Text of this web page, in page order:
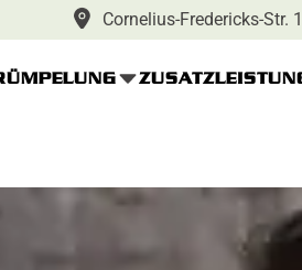
Cornelius-Fredericks-Str.